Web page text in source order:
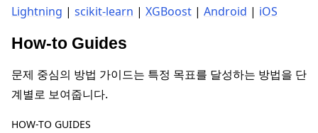
navigation of Contribute
Lightning | scikit-learn | XGBoost | Android | iOS
How-to Guides
문제 중심의 방법 가이드는 특정 목표를 달성하는 방법을 단
계별로 보여줍니다.
HOW-TO GUIDES